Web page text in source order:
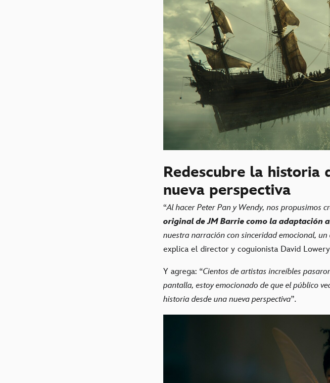
Redescubre la historia
nueva perspectiva
“Al hacer Peter Pan y Wendy, nos propusimos
original de JM Barrie como la adaptación
nuestra narración con sinceridad emocional,
explica el director y coguionista David
Y agrega: “Cientos de artistas increíbles
pantalla, estoy emocionado de que el público
historia desde una nueva perspectiva”.